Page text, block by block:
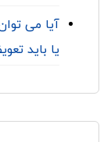
آیا می
یا باید